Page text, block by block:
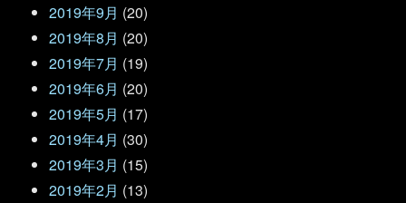
2019年9月 (20)
2019年8月 (20)
2019年7月 (19)
2019年6月 (20)
2019年5月 (17)
2019年4月 (30)
2019年3月 (15)
2019年2月 (13)